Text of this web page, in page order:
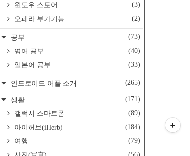
윈도우 스토어
(3)
오페라 부가기능
(2)
공부
(73)
영어 공부
(40)
일본어 공부
(33)
안드로이드 어플 소개 (265)
생활
(171)
갤럭시 스마트폰
(89)
아이허브(iHerb)
(184)
여행
(79)
(56)